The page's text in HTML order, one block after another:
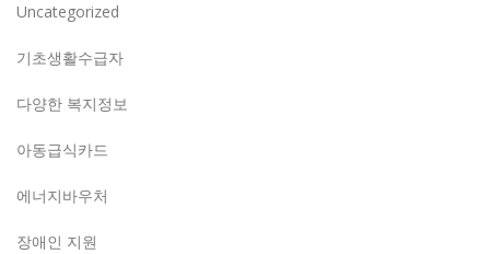
Uncategorized
기초생활수급자
다양한 복지정보
아동급식카드
에너지바우처
장애인 지원